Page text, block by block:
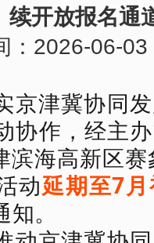
38岁，中关村依然是中国创新
续开放报名通
：2026-06-
京津冀协同
协作，经主
滨海高新区
动延期至7
。